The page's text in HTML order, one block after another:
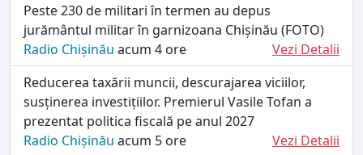
Peste 230 de militari în termen au depus
jurământul militar în garnizoana Chișinău (FOTO)
Radio Chișinău acum 4 ore
Vezi Detalii
Reducerea taxării muncii, descurajarea viciilor,
susținerea investițiilor. Premierul Vasile Tofan a
prezentat politica fiscală pe anul 2027
Radio Chișinău acum 5 ore
Vezi Detalii